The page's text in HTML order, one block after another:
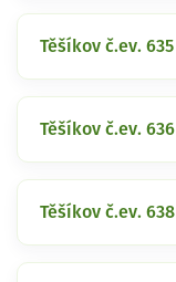
Těšíkov č.ev. 635
Těšíkov č.ev. 636
Těšíkov č.ev. 638